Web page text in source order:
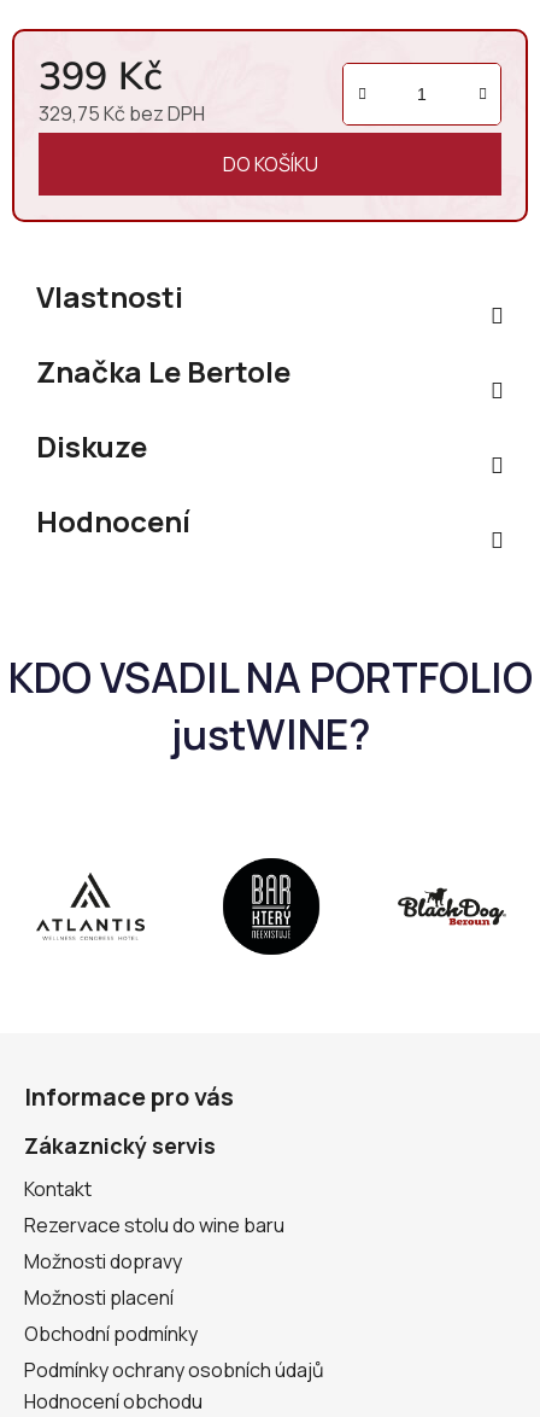
399 Kč
329,75 Kč bez DPH
DO KOŠÍKU
Vlastnosti
Značka Le Bertole
Diskuze
Hodnocení
Informace pro vás
Zákaznický servis
Kontakt
Rezervace stolu do wine baru
Možnosti dopravy
Možnosti placení
Obchodní podmínky
Podmínky ochrany osobních údajů
Hodnocení obchodu